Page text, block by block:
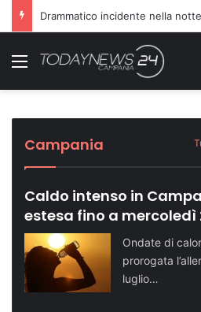
Menu
Cronaca NA
Cronaca NA
Attualità NA
Attualità BN
Attualità SA
Campania
Caldo intenso in
estesa fino a mercoledì
Ondate di
prorogata
luglio…